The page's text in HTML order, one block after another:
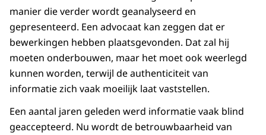
manier die verder wordt geanalyseerd en
gepresenteerd. Een advocaat kan zeggen dat er
bewerkingen hebben plaatsgevonden. Dat zal hij
moeten onderbouwen, maar het moet ook weerlegd
kunnen worden, terwijl de authenticiteit van
informatie zich vaak moeilijk laat vaststellen.
Een aantal jaren geleden werd informatie vaak blind
geaccepteerd. Nu wordt de betrouwbaarheid van